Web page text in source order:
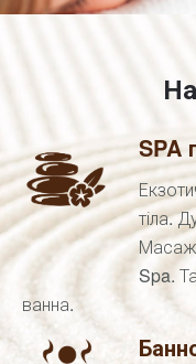
SPA
тіла.
Spa.
ванна.